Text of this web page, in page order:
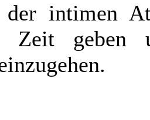
intimen
Zeit geben